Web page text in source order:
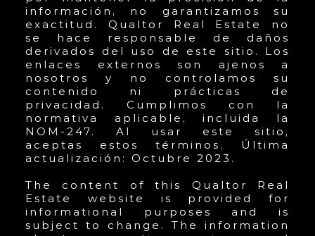
información, no garantizamos su
exactitud. Qualtor Real Estate no
se hace responsable de daños
derivados del uso de este sitio. Los
enlaces externos son ajenos a
nosotros y no controlamos su
contenido ni prácticas de
privacidad. Cumplimos con la
normativa aplicable, incluida la
NOM-247. Al usar este sitio,
aceptas estos términos. Última
actualización: Octubre 2023.
The content of this Qualtor Real
Estate website is provided for
informational purposes and is
subject to change. The information